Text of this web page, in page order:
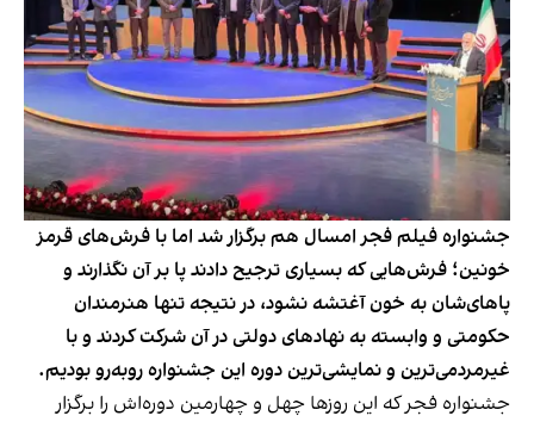
جشنواره فیلم فجر امسال هم برگزار شد اما با فرش‌های قرمز
خونین؛ فرش‌هایی که بسیاری ترجیح دادند پا بر آن نگذارند و
پاهای‌شان به خون آغتشه نشود، در نتیجه تنها هنرمندان
حکومتی و وابسته به نهادهای دولتی در آن شرکت کردند و با
غیرمردمی‌ترین و نمایشی‌ترین دوره این جشنواره روبه‌رو بودیم.
جشنواره فجر که این روزها چهل و چهارمین دوره‌اش را برگزار